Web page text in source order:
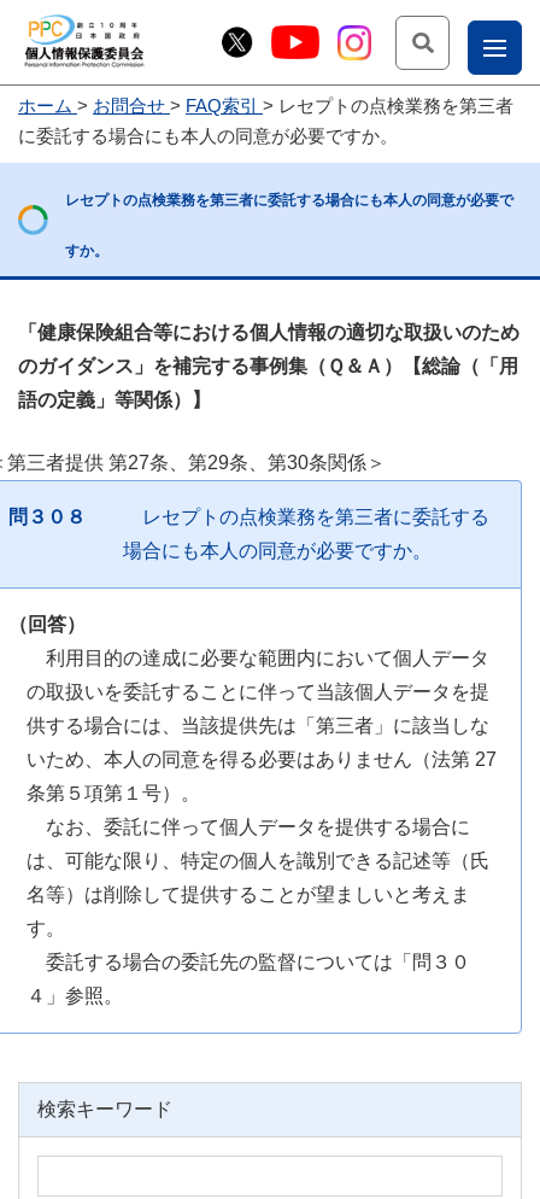
お
問
じょ
ー部
ホーム お問合せ FAQ索引
レセプトの点検業務を第三者
に委託する場合にも本人の同意が必要ですか。
レセプトの点検業務を第三者に委託する場合にも本人の同意が必要で
すか。
「健康保険組合等における個人情報の適切な取扱いのため
のガイダンス」を補完する事例集（Ｑ＆Ａ）【総論（「用
語の定義」等関係）】
第三者提供 第27条、第29条、第30条関係＞
問３０８
レセプトの点検業務を第三者に委託する
場合にも本人の同意が必要ですか。
（回答）
利用目的の達成に必要な範囲内において個人データ
の取扱いを委託することに伴って当該個人データを提
供する場合には、当該提供先は「第三者」に該当しな
いため、本人の同意を得る必要はありません（法第 27
条第５項第１号）。
なお、委託に伴って個人データを提供する場合に
は、可能な限り、特定の個人を識別できる記述等（氏
名等）は削除して提供することが望ましいと考えま
す。
委託する場合の委託先の監督については「問３０
４」参照。
検索キーワード